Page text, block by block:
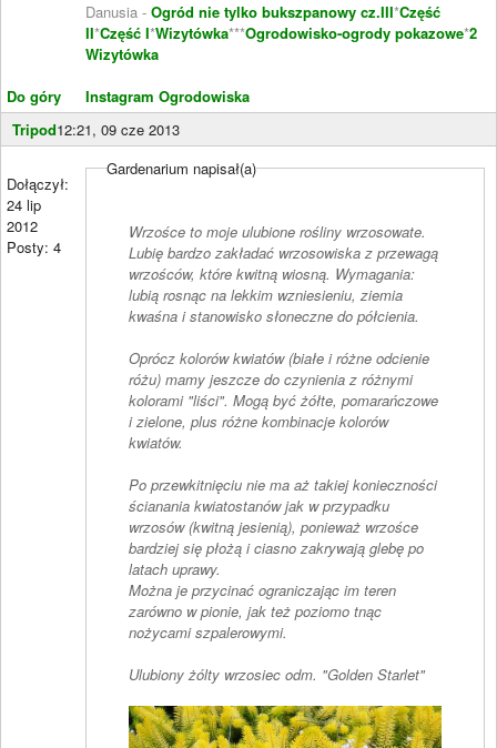
Do góry
Danusia - Ogród nie tylko bukszpanowy cz.III*Część
II*Część I*Wizytówka***Ogrodowisko-ogrody pokazowe*2
Wizytówka
Instagram Ogrodowiska
Tripod12:21, 09 cze 2013
Dołączył:
24 lip
2012
Posty: 4
Gardenarium napisał(a)
Wrzośce to moje ulubione rośliny wrzosowate.
Lubię bardzo zakładać wrzosowiska z przewagą
wrzośców, które kwitną wiosną. Wymagania:
lubią rosnąc na lekkim wzniesieniu, ziemia
kwaśna i stanowisko słoneczne do półcienia.
Oprócz kolorów kwiatów (białe i różne odcienie
różu) mamy jeszcze do czynienia z różnymi
kolorami "liści". Mogą być żółte, pomarańczowe
i zielone, plus różne kombinacje kolorów
kwiatów.
Po przewkitnięciu nie ma aż takiej konieczności
ścianania kwiatostanów jak w przypadku
wrzosów (kwitną jesienią), ponieważ wrzośce
bardziej się płożą i ciasno zakrywają glebę po
latach uprawy.
Można je przycinać ograniczając im teren
zarówno w pionie, jak też poziomo tnąc
nożycami szpalerowymi.
Ulubiony żólty wrzosiec odm. "Golden Starlet"